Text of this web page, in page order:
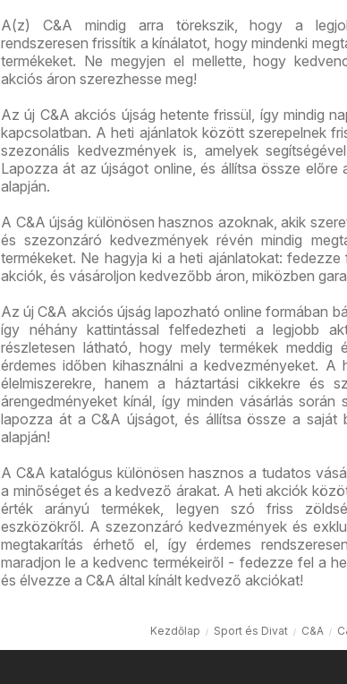
A(z) C&A mindig arra törekszik, hogy a
rendszeresen frissítik a kínálatot, hogy mindenki
termékeket. Ne megyjen el mellette, hogy
akciós áron szerezhesse meg!
Az új C&A akciós újság hetente frissül, így mindig
kapcsolatban. A heti ajánlatok között szerepelnek
szezonális kedvezmények is, amelyek
Lapozza át az újságot online, és állítsa össze előre
alapján.
A C&A újság különösen hasznos azoknak, akik
és szezonzáró kedvezmények révén mindig
termékeket. Ne hagyja ki a heti ajánlatokat:
akciók, és vásároljon kedvezőbb áron, miközben
Az új C&A akciós újság lapozható online formában
így néhány kattintással felfedezheti a legjobb
részletesen látható, hogy mely termékek meddig
érdemes időben kihasználni a kedvezményeket.
élelmiszerekre, hanem a háztartási cikkekre és
árengedményeket kínál, így minden vásárlás
lapozza át a C&A újságot, és állítsa össze a saját
alapján!
A C&A katalógus különösen hasznos a tudatos
a minőséget és a kedvező árakat. A heti akciók
érték arányú termékek, legyen szó friss
eszközökről. A szezonzáró kedvezmények és
megtakarítás érhető el, így érdemes
maradjon le a kedvenc termékeiről - fedezze fel a
és élvezze a C&A által kínált kedvező akciókat!
Kezdőlap Sport és Divat C&A